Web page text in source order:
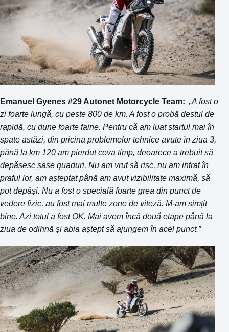
Emanuel Gyenes #29 Autonet Motorcycle Team: „A fost o
zi foarte lungă, cu peste 800 de km. A fost o probă destul de
rapidă, cu dune foarte faine. Pentru că am luat startul mai în
spate astăzi, din pricina problemelor tehnice avute în ziua 3,
până la km 120 am pierdut ceva timp, deoarece a trebuit să
depășesc șase quaduri. Nu am vrut să risc, nu am intrat în
praful lor, am așteptat până am avut vizibilitate maximă, să
pot depăși. Nu a fost o specială foarte grea din punct de
vedere fizic, au fost mai multe zone de viteză. M-am simțit
bine. Azi totul a fost OK. Mai avem încă două etape până la
ziua de odihnă și abia aștept să ajungem în acel punct.”